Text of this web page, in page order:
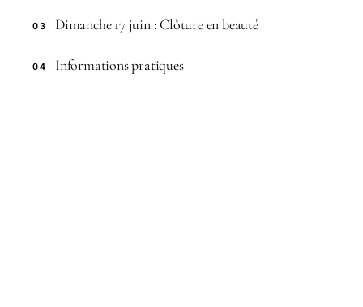
03 Dimanche 17 juin : Clôture en beauté
04 Informations pratiques